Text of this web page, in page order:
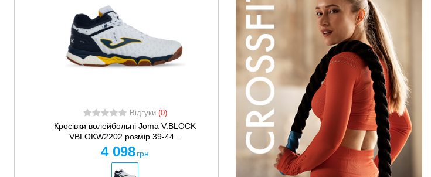
Відгуки (0)
Кросівки волейбольні Joma V.BLOCK
VBLOKW2202 розмір 39-44...
4 098 грн